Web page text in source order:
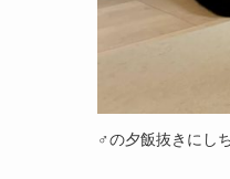
♂の夕飯抜きにし